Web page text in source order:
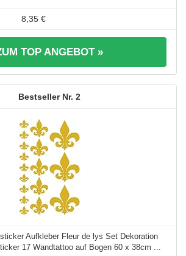
8,35 €
TOP ANGEBOT »
2
Aufkleber Fleur de lys Set Dekoration
17 Wandtattoo auf Bogen 60 x 38cm ...